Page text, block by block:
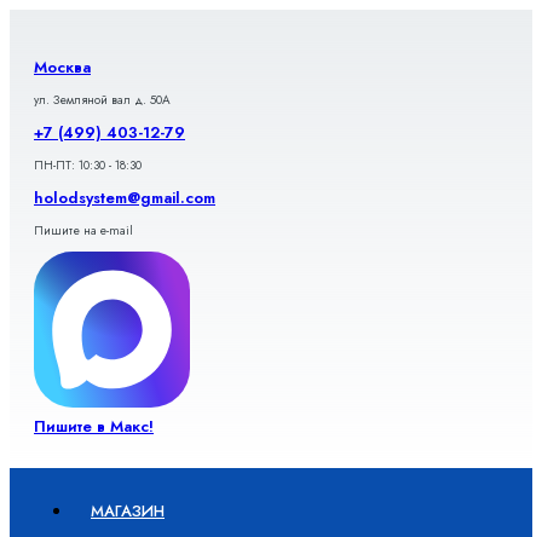
содержимому
Москва
ул. Земляной вал д. 50А
+7 (499) 403-12-79
ПН-ПТ: 10:30 - 18:30
holodsystem@gmail.com
Пишите на e-mail
Пишите в Макс!
МАГАЗИН